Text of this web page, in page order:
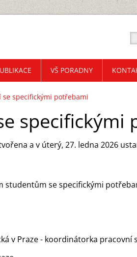
specifickými potřebami
specifickými
a v úterý, 27. ledna 2026
studentům se specifickými
v Praze - koordinátorka pracovní
VŠ PORADNY